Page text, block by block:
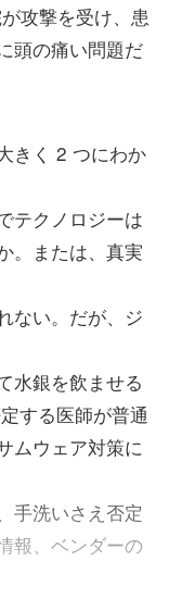
攻撃を受け、患
頭の痛い問題だ
きく 2 つにわか
テクノロジーは
。または、真実
ない。だが、ジ
水銀を飲ませる
する医師が普通
ムウェア対策に
手洗いさえ否定
報、ベンダーの